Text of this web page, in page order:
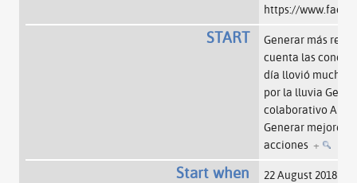
https://
START
Generar más
cuenta las
día llovió mucho)
por la lluvia
colaborativo
Generar mejores
acciones +
Start when 22 August 2018